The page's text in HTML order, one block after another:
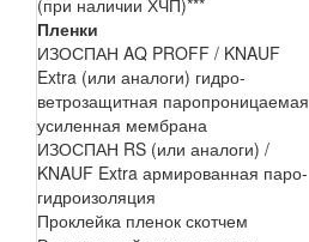
Пленки
ИЗОСПАН AQ PROFF / KNAUF
Extra (или аналоги) гидро-
ветрозащитная паропроницаемая
усиленная мембрана
ИЗОСПАН RS (или аналоги) /
KNAUF Extra армированная паро-
гидроизоляция
Проклейка пленок скотчем